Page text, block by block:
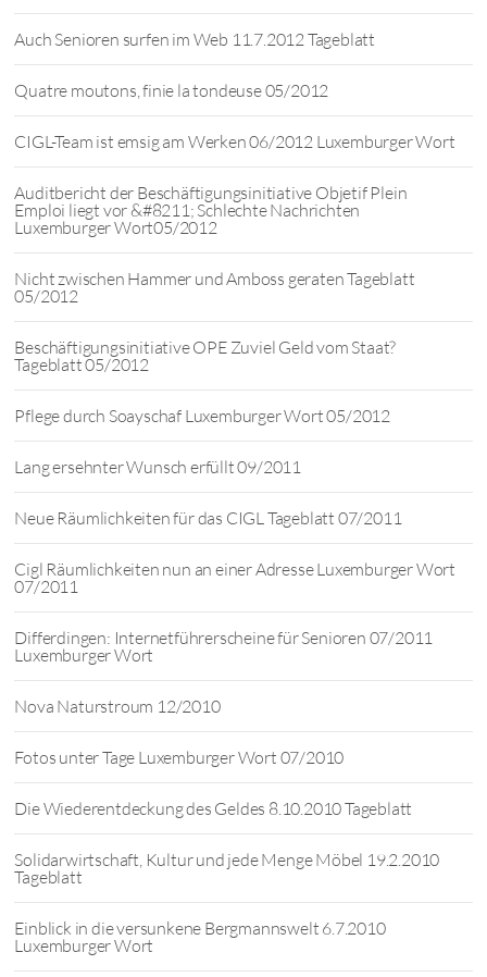
Auch Senioren surfen im Web 11.7.2012 Tageblatt
Quatre moutons, finie la tondeuse 05/2012
CIGL-Team ist emsig am Werken 06/2012 Luxemburger Wort
Auditbericht der Beschäftigungsinitiative Objetif Plein
Emploi liegt vor &#8211; Schlechte Nachrichten
Luxemburger Wort05/2012
Nicht zwischen Hammer und Amboss geraten Tageblatt
05/2012
Beschäftigungsinitiative OPE Zuviel Geld vom Staat?
Tageblatt 05/2012
Pflege durch Soayschaf Luxemburger Wort 05/2012
Lang ersehnter Wunsch erfüllt 09/2011
Neue Räumlichkeiten für das CIGL Tageblatt 07/2011
Cigl Räumlichkeiten nun an einer Adresse Luxemburger Wort
07/2011
Differdingen: Internetführerscheine für Senioren 07/2011
Luxemburger Wort
Nova Naturstroum 12/2010
Fotos unter Tage Luxemburger Wort 07/2010
Die Wiederentdeckung des Geldes 8.10.2010 Tageblatt
Solidarwirtschaft, Kultur und jede Menge Möbel 19.2.2010
Tageblatt
Einblick in die versunkene Bergmannswelt 6.7.2010
Luxemburger Wort